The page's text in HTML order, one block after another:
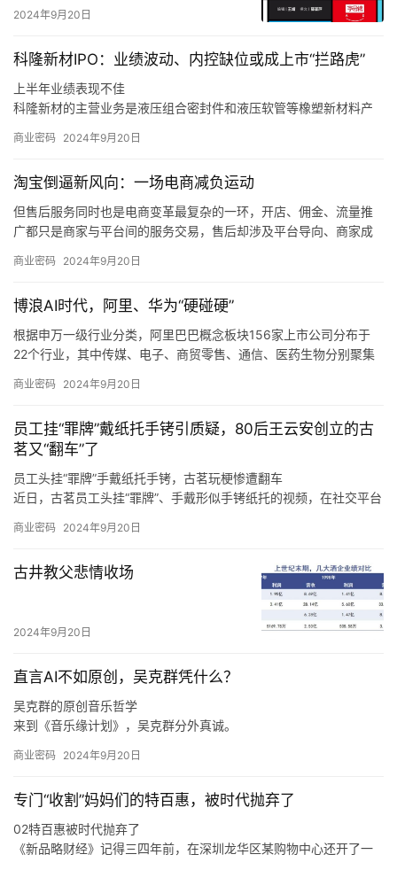
2024年9月20日
科隆新材IPO：业绩波动、内控缺位或成上市“拦路虎”
上半年业绩表现不佳
科隆新材的主营业务是液压组合密封件和液压软管等橡塑新材料产
产、销售和维修，同时也为风电、军工、高铁等行业客户提供定制
同时，如果未来煤炭主体能源地位被快速替代，下游客户新机装备
需求减少，科隆新材又未能拓展旧机维修业务，或是未能适应市场
变化、新技术和新产品未能顺应市场发展趋势，那么科隆新材就存
营业绩造成不利影响。
商业密码 2024年9月20日
淘宝倒逼新风向：一场电商减负运动
但售后服务同时也是电商变革最复杂的一环，开店、佣金、流量推
广都只是商家与平台间的服务交易，售后却涉及平台导向、商家成
接制约，是各方利益最难平衡的地方。
从推出「仅退款」的游戏规则制定者、大家长，逐渐过渡到生态系
统的设计者、平衡商家和消费者利益的服务商。
商业密码 2024年9月20日
博浪AI时代，阿里、华为“硬碰硬”
根据申万一级行业分类，阿里巴巴概念板块156家上市公司分布于
22个行业，其中传媒、电子、商贸零售、通信、医药生物分别聚集
根据申万一级行业分类，华为概念板块896家上市公司分布于28个
了220、193、92、65、61只概念股。
商业密码 2024年9月20日
员工挂“罪牌”戴纸托手铐引质疑，80后王云安创立的古
茗又“翻车”了
员工头挂“罪牌”手戴纸托手铐，古茗玩梗惨遭翻车
近日，古茗员工头挂“罪牌”、手戴形似手铐纸托的视频，在社交平台
至于上海，王云安认为该市场毗邻浙江，因此会有一定的消费者基
收益更难做好，“我们在进省会城市，以及大的一线城市的时候，我
们一定是做好准备了再去的，比如上海的消费者到底要什么，我们
进去应该怎么做才可以让更多的店做得更好，古茗能够给上海的消
费者带来什么样的不同呢，这些是我们要去思考的。
商业密码 2024年9月20日
古井教父悲情收场
2024年9月20日
直言AI不如原创，吴克群凭什么？
吴克群的原创音乐哲学
来到《音乐缘计划》，吴克群分外真诚。
是源自于他与原创音乐人之间的惺惺相惜。
目的嘉宾，他也是作为一名原创音乐人出现在舞台上，让一切热爱
与纯粹都具象化。
于是，面对当下音乐生态的顽疾，新生代音乐人的困境，吴克群会
商业密码 2024年9月20日
专门“收割”妈妈们的特百惠，被时代抛弃了
02特百惠被时代抛弃了
《新品略财经》记得三四年前，在深圳龙华区某购物中心还开了一